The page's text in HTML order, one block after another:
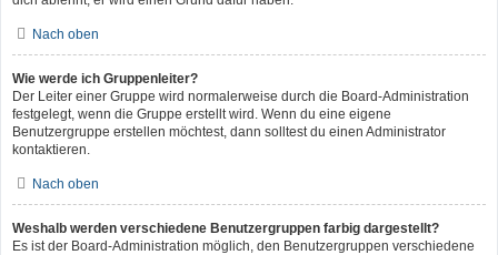
Nach oben
Wie werde ich Gruppenleiter?
Der Leiter einer Gruppe wird normalerweise durch die Board-Administration
festgelegt, wenn die Gruppe erstellt wird. Wenn du eine eigene
Benutzergruppe erstellen möchtest, dann solltest du einen Administrator
kontaktieren.
Nach oben
Weshalb werden verschiedene Benutzergruppen farbig dargestellt?
Es ist der Board-Administration möglich, den Benutzergruppen verschiedene